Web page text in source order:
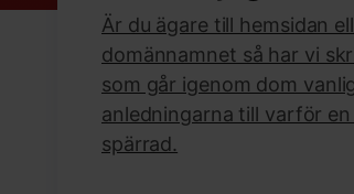
Är du ägare till hemsidan
domännamnet så har vi
som går igenom dom
anledningarna till varför
spärrad.